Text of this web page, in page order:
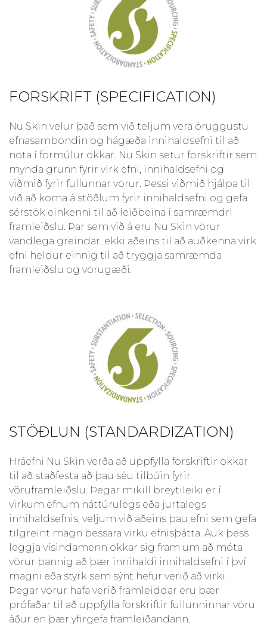
FORSKRIFT (SPECIFICATION)
Nu Skin velur það sem við teljum vera öruggustu
efnasamböndin og hágæða innihaldsefni til að
nota í formúlur okkar. Nu Skin setur forskriftir sem
mynda grunn fyrir virk efni, innihaldsefni og
viðmið fyrir fullunnar vörur. Þessi viðmið hjálpa til
við að koma á stöðlum fyrir innihaldsefni og gefa
sérstök einkenni til að leiðbeina í samræmdri
framleiðslu. Þar sem við á eru Nu Skin vörur
vandlega greindar, ekki aðeins til að auðkenna virk
efni heldur einnig til að tryggja samræmda
framleiðslu og vörugæði.
STÖÐLUN (STANDARDIZATION)
Hráefni Nu Skin verða að uppfylla forskriftir okkar
til að staðfesta að þau séu tilbúin fyrir
vöruframleiðslu. Þegar mikill breytileiki er í
virkum efnum náttúrulegs eða jurtalegs
innihaldsefnis, veljum við aðeins þau efni sem gefa
tilgreint magn þessara virku efnisþátta. Auk þess
leggja vísindamenn okkar sig fram um að móta
vörur þannig að þær innihaldi innihaldsefni í því
magni eða styrk sem sýnt hefur verið að virki.
Þegar vörur hafa verið framleiddar eru þær
prófaðar til að uppfylla forskriftir fullunninnar vöru
áður en þær yfirgefa framleiðandann.